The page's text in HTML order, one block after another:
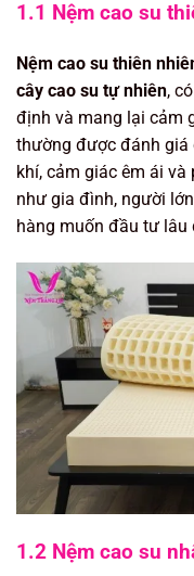
1.1 Nệm cao su
Nệm cao su thiên
cây cao su tự nhiên,
định và mang lại cảm
thường được đánh giá
khí, cảm giác êm ái
như gia đình, người
hàng muốn đầu tư lâu
1.2 Nệm cao su